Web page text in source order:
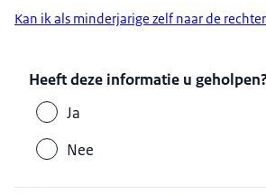
Kan ik als minderjarige zelf naar de
Heeft deze informatie u
Ja
Nee